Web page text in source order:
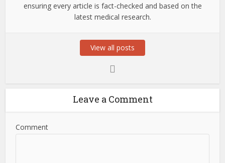
ensuring every article is fact-checked and based on the
latest medical research.
View all posts
Leave a Comment
Comment